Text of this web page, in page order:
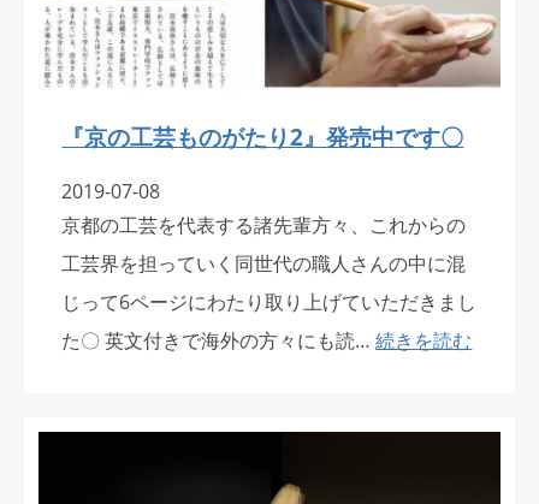
『京の工芸ものがたり2』発売中です〇
2019-07-08
京都の工芸を代表する諸先輩方々、これからの
工芸界を担っていく同世代の職人さんの中に混
じって6ページにわたり取り上げていただきまし
た〇 英文付きで海外の方々にも読…続きを読む